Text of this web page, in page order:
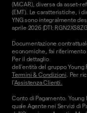
(MiCAR), diversa da asset-
(EMT). Le caratteristiche, i
YNG sono integralmente
aprile 2026 (DTI:
Documentazione
economiche, fai riferimento
Per il dettaglio
dell'entità del gruppo
Termini & Condizioni. Per
l'Assistenza Clienti.
Conto di Pagamento.
quale Agente nei Servizi di